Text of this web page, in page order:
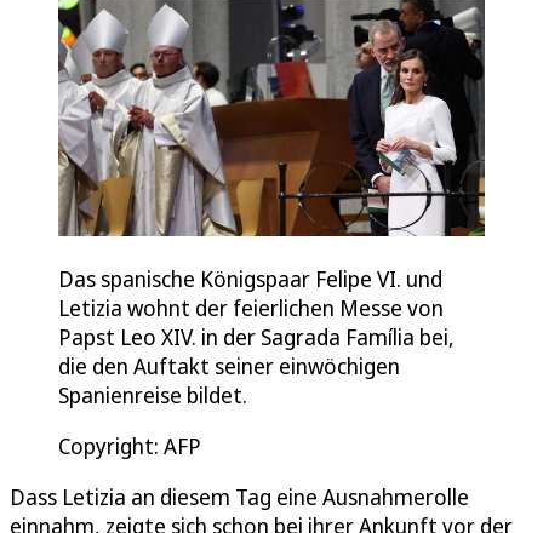
Das spanische Königspaar Felipe VI. und
Letizia wohnt der feierlichen Messe von
Papst Leo XIV. in der Sagrada Família bei,
die den Auftakt seiner einwöchigen
Spanienreise bildet.
Copyright: AFP
Dass Letizia an diesem Tag eine Ausnahmerolle
einnahm, zeigte sich schon bei ihrer Ankunft vor der